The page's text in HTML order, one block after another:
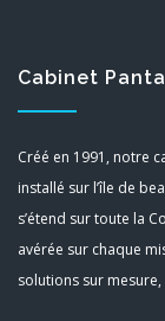
Cabinet
Créé en 1991, notre
installé sur l’île de
s’étend sur toute la
avérée sur chaque
solutions sur